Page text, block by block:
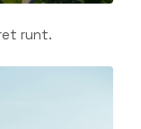
runt.